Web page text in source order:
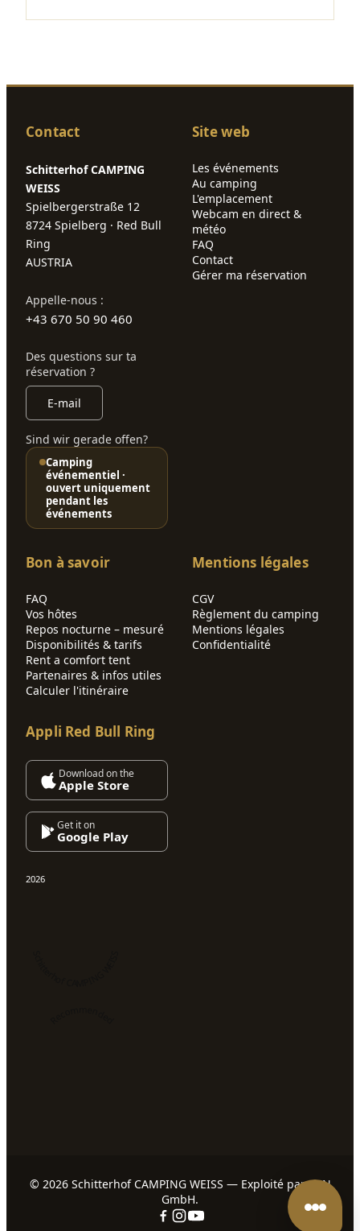
Contact
Schitterhof CAMPING
WEISS
Spielbergerstraße 12
8724 Spielberg · Red Bull
Ring
AUSTRIA
Appelle-nous :
+43 670 50 90 460
Des questions sur ta
réservation ?
E-mail
Sind wir gerade offen?
Camping
événementiel ·
ouvert uniquement
pendant les
événements
Site web
Les événements
Au camping
L'emplacement
Webcam en direct &
météo
FAQ
Contact
Gérer ma réservation
Bon à savoir
FAQ
Vos hôtes
Repos nocturne – mesuré
Disponibilités & tarifs
Rent a comfort tent
Partenaires & infos utiles
Calculer l'itinéraire
Mentions légales
CGV
Règlement du camping
Mentions légales
Confidentialité
Appli Red Bull Ring
Download on the
Apple Store
Get it on
Google Play
© 2026 Schitterhof CAMPING WEISS — Exploité parS.IN
GmbH.